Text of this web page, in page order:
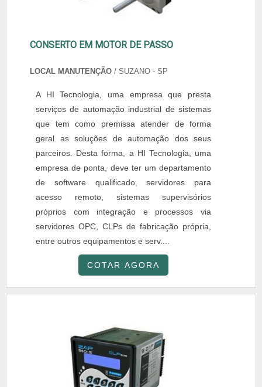
CONSERTO EM MOTOR DE PASSO
LOCAL MANUTENÇÃO / SUZANO - SP
A HI Tecnologia, uma empresa que presta
serviços de automação industrial de sistemas
que tem como premissa atender de forma
geral as soluções de automação dos seus
parceiros. Desta forma, a HI Tecnologia, uma
empresa de ponta, deve ter um departamento
de software qualificado, servidores para
acesso remoto, sistemas supervisórios
próprios com integração e processos via
servidores OPC, CLPs de fabricação própria,
entre outros equipamentos e serv....
COTAR AGORA